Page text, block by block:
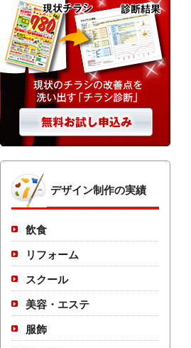
デザイン制作の実績
飲食
リフォーム
スクール
美容・エステ
服飾